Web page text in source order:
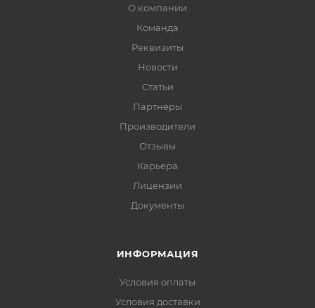
О компании
Команда
Реквизиты
Новости
Статьи
Партнеры
Производители
Отзывы
Карьера
Лицензии
Документы
ИНФОРМАЦИЯ
Условия оплаты
Условия доставки